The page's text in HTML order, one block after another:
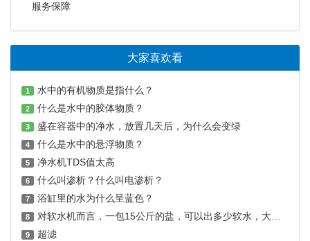
服务保障
大家喜欢看
1 水中的有机物质是指什么？
2 什么是水中的胶体物质？
3 盛在容器中的净水，放置几天后，为什么会变绿
4 什么是水中的悬浮物质？
5 净水机TDS值太高
6 什么叫渗析？什么叫电渗析？
7 浴缸里的水为什么呈蓝色？
8 对软水机而言，一包15公斤的盐，可以出多少软水，大致能用多久？
9 超滤